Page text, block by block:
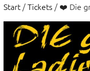
Start /Tickets / ❤️ Die